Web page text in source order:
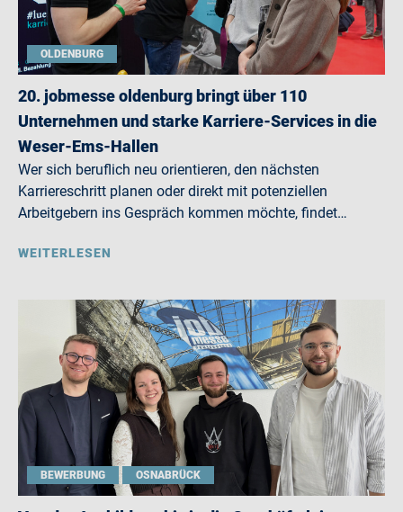
OLDENBURG
20. jobmesse oldenburg bringt über 110
Unternehmen und starke Karriere-Services in die
Weser-Ems-Hallen
Wer sich beruflich neu orientieren, den nächsten
Karriereschritt planen oder direkt mit potenziellen
Arbeitgebern ins Gespräch kommen möchte, findet…
WEITERLESEN
BEWERBUNG OSNABRÜCK